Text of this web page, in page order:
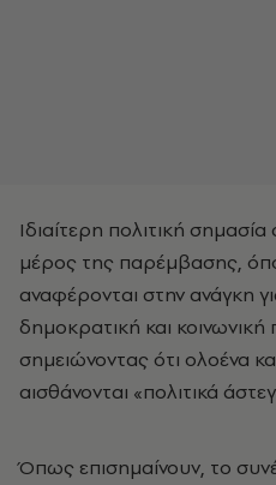
Ιδιαίτερη πολιτική
μέρος της παρέμβασης,
αναφέρονται στην ανάγκη
δημοκρατική και
σημειώνοντας ότι ολοένα
αισθάνονται «πολιτικά
Όπως επισημαίνουν, το